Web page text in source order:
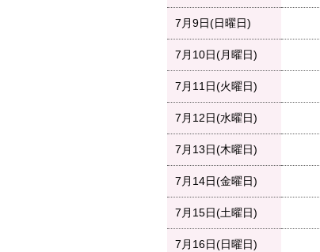
7月9日(日曜日)
7月10日(月曜日)
7月11日(火曜日)
7月12日(水曜日)
7月13日(木曜日)
7月14日(金曜日)
7月15日(土曜日)
7月16日(日曜日)